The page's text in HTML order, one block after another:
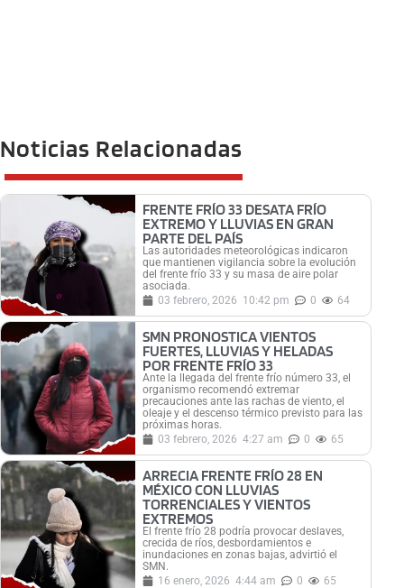
Noticias Relacionadas
FRENTE FRÍO 33 DESATA FRÍO
EXTREMO Y LLUVIAS EN GRAN
PARTE DEL PAÍS
Las autoridades meteorológicas indicaron
que mantienen vigilancia sobre la evolución
del frente frío 33 y su masa de aire polar
asociada.
03 febrero, 2026 10:42 pm 0 64
SMN PRONOSTICA VIENTOS
FUERTES, LLUVIAS Y HELADAS
POR FRENTE FRÍO 33
Ante la llegada del frente frío número 33, el
organismo recomendó extremar
precauciones ante las rachas de viento, el
oleaje y el descenso térmico previsto para las
próximas horas.
03 febrero, 2026 4:27 am 0 65
ARRECIA FRENTE FRÍO 28 EN
MÉXICO CON LLUVIAS
TORRENCIALES Y VIENTOS
EXTREMOS
El frente frío 28 podría provocar deslaves,
crecida de ríos, desbordamientos e
inundaciones en zonas bajas, advirtió el
SMN.
16 enero, 2026 4:44 am 0 65